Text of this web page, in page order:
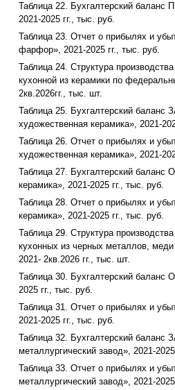
Таблица 22. Бухгалтерский баланс
2021-2025 гг., тыс. руб.
Таблица 23. Отчет о прибылях и
фарфор», 2021-2025 гг., тыс. руб.
Таблица 24. Структура
кухонной из керамики по
2кв.2026гг., тыс. шт.
Таблица 25. Бухгалтерский баланс
художественная керамика», 2021-
Таблица 26. Отчет о прибылях и
художественная керамика», 2021-
Таблица 27. Бухгалтерский баланс
керамика», 2021-2025 гг., тыс. руб.
Таблица 28. Отчет о прибылях и
керамика», 2021-2025 гг., тыс. руб.
Таблица 29. Структура
кухонных из черных металлов,
2021- 2кв.2026 гг., тыс. шт.
Таблица 30. Бухгалтерский
2025 гг., тыс. руб.
Таблица 31. Отчет о прибылях и
2021-2025 гг., тыс. руб.
Таблица 32. Бухгалтерский баланс
металлургический завод», 2021-
Таблица 33. Отчет о прибылях и
металлургический завод», 2021-